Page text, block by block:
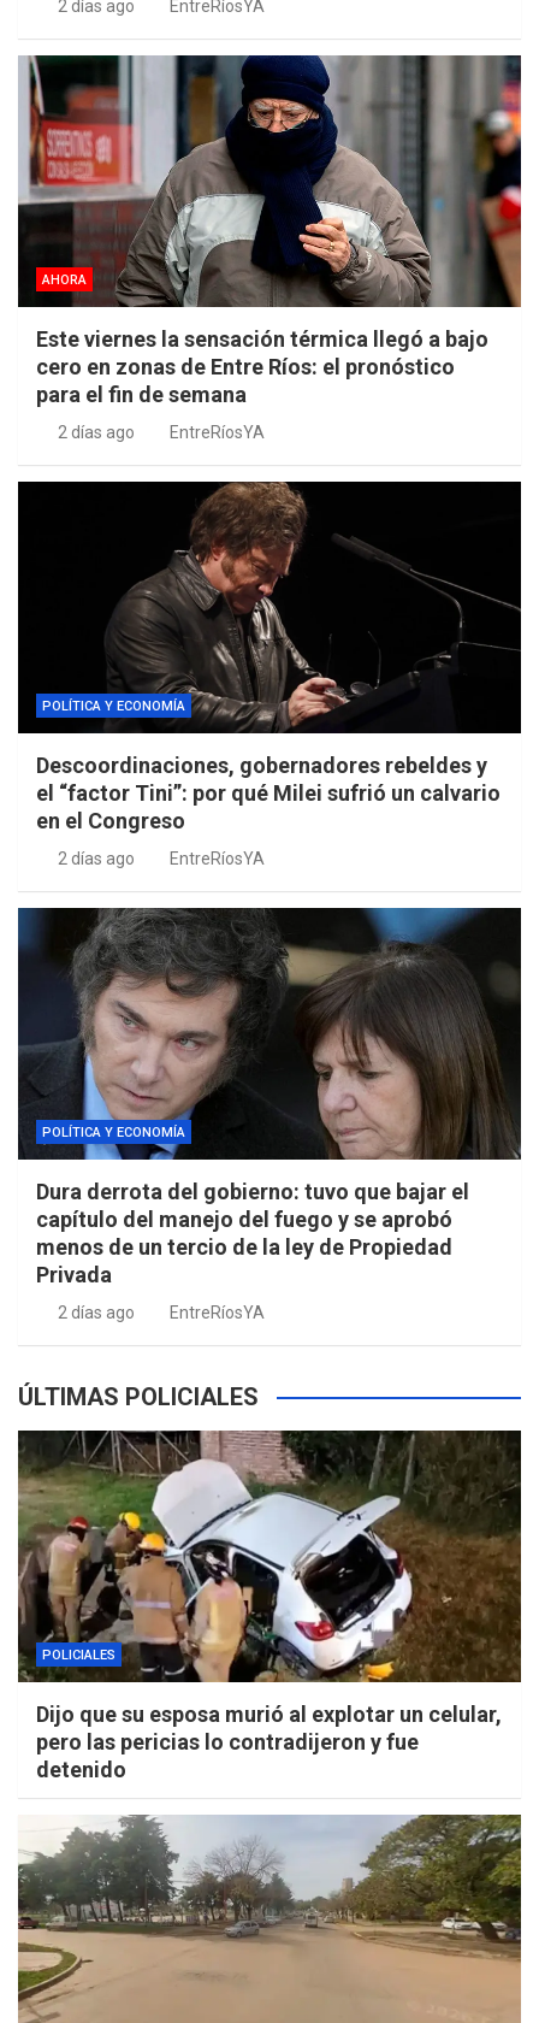
2 días ago EntreRíosYA
AHORA
Este viernes la sensación térmica llegó a bajo
cero en zonas de Entre Ríos: el pronóstico
para el fin de semana
2 días ago EntreRíosYA
POLÍTICA Y ECONOMÍA
Descoordinaciones, gobernadores rebeldes y
el “factor Tini”: por qué Milei sufrió un calvario
en el Congreso
2 días ago EntreRíosYA
POLÍTICA Y ECONOMÍA
Dura derrota del gobierno: tuvo que bajar el
capítulo del manejo del fuego y se aprobó
menos de un tercio de la ley de Propiedad
Privada
2 días ago EntreRíosYA
ÚLTIMAS POLICIALES
POLICIALES
Dijo que su esposa murió al explotar un celular,
pero las pericias lo contradijeron y fue
detenido